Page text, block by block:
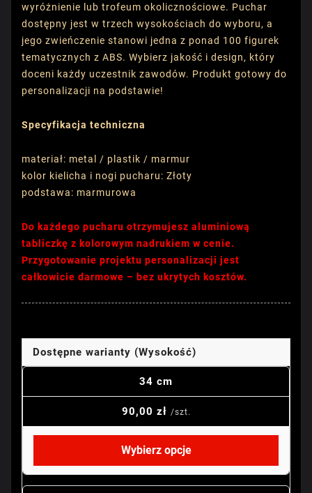
wyróżnienie lub trofeum okolicznościowe. Puchar
dostępny jest w trzech wysokościach do wyboru, a
jego zwieńczenie stanowi jedna z ponad 100 figurek
tematycznych z ABS. Wybierz jakość i design, który
doceni każdy uczestnik zawodów. Produkt gotowy do
personalizacji na podstawie!
Specyfikacja techniczna
materiał: metal / plastik / marmur
kolor kielicha i nogi pucharu: Złoty
podstawa: marmurowa
Do każdego pucharu otrzymujesz aluminiową
tabliczkę z kolorowym nadrukiem w cenie.
Przygotowanie projektu personalizacji jest
całkowicie darmowe – bez ukrytych kosztów.
Dostępne warianty (Wysokość)
34 cm
90,00 zł /szt.
Wybierz opcje